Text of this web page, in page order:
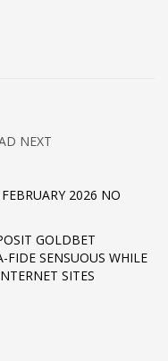
NEXT
2026 NO
GOLDBET
SENSUOUS WHILE
SITES